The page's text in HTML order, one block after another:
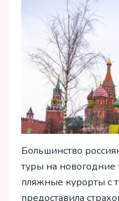
Большинство
туры на новогодние
пляжные курорты с
предоставила